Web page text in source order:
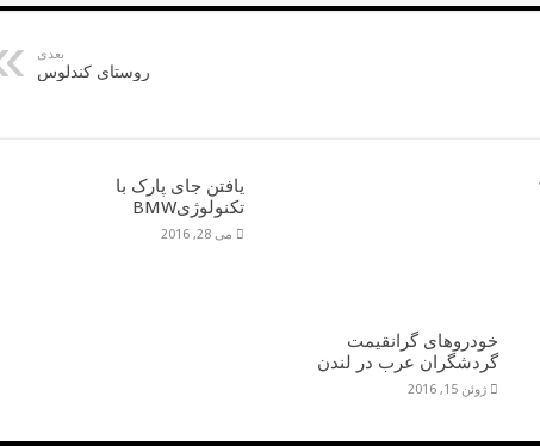
بعدی
روستای کندلوس
خودروهای گرانقیمت
گردشگران عرب در لندن‎
ژوئن 15, 2016
یافتن جای پارک با
تکنولوژیBMW
می 28, 2016